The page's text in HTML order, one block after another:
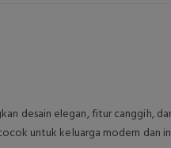
desain elegan, fitur canggih,
untuk keluarga modern dan